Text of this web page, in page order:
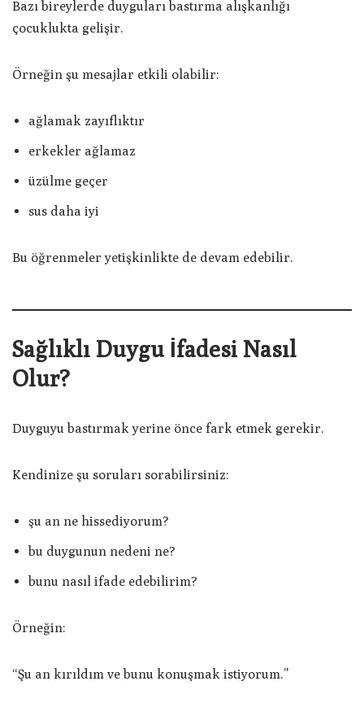
Bazı bireylerde duyguları bastırma alışkanlığı
çocuklukta gelişir.
Örneğin şu mesajlar etkili olabilir:
ağlamak zayıflıktır
erkekler ağlamaz
üzülme geçer
sus daha iyi
Bu öğrenmeler yetişkinlikte de devam edebilir.
Sağlıklı Duygu İfadesi Nasıl
Olur?
Duyguyu bastırmak yerine önce fark etmek gerekir.
Kendinize şu soruları sorabilirsiniz:
şu an ne hissediyorum?
bu duygunun nedeni ne?
bunu nasıl ifade edebilirim?
Örneğin:
“Şu an kırıldım ve bunu konuşmak istiyorum.”